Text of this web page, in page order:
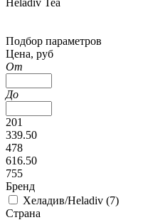
Heladiv Tea
Подбор параметров
Цена, руб
От
До
201
339.50
478
616.50
755
Бренд
Хеладив/Heladiv (7)
Страна